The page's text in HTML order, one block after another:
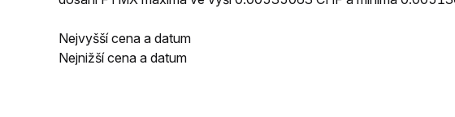
Nejvyšší cena a datum
Nejnižší cena a datum